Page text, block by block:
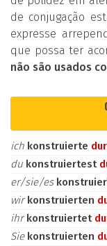
de conjugação
expresse
que possa ter
não são usados
ich konstruierte
du konstruiertest
er/sie/es
wirkonstruierten
ihrkonstruiertet
Sie konstruierten